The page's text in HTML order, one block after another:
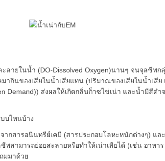
ลายในน้ำ (DO-Dissolved Oxygen)นานๆ จนจุลชีพก
ากินของเสียในน้ำเสียแทน (ปริมาณของเสียในน้ำเสีย
Demand)) ส่งผลให้เกิดกลิ่นก็าซไข่เน่า และน้ำมีสีดำ
บไหนบ้าง
ากสารอนินทรีย์เคมี (สารประกอบโลหะหนักต่างๆ) แล
สามารถย่อยสะลายหรือทำให้เน่าเสียได้ (เช่น อาหา
มมาด้วย